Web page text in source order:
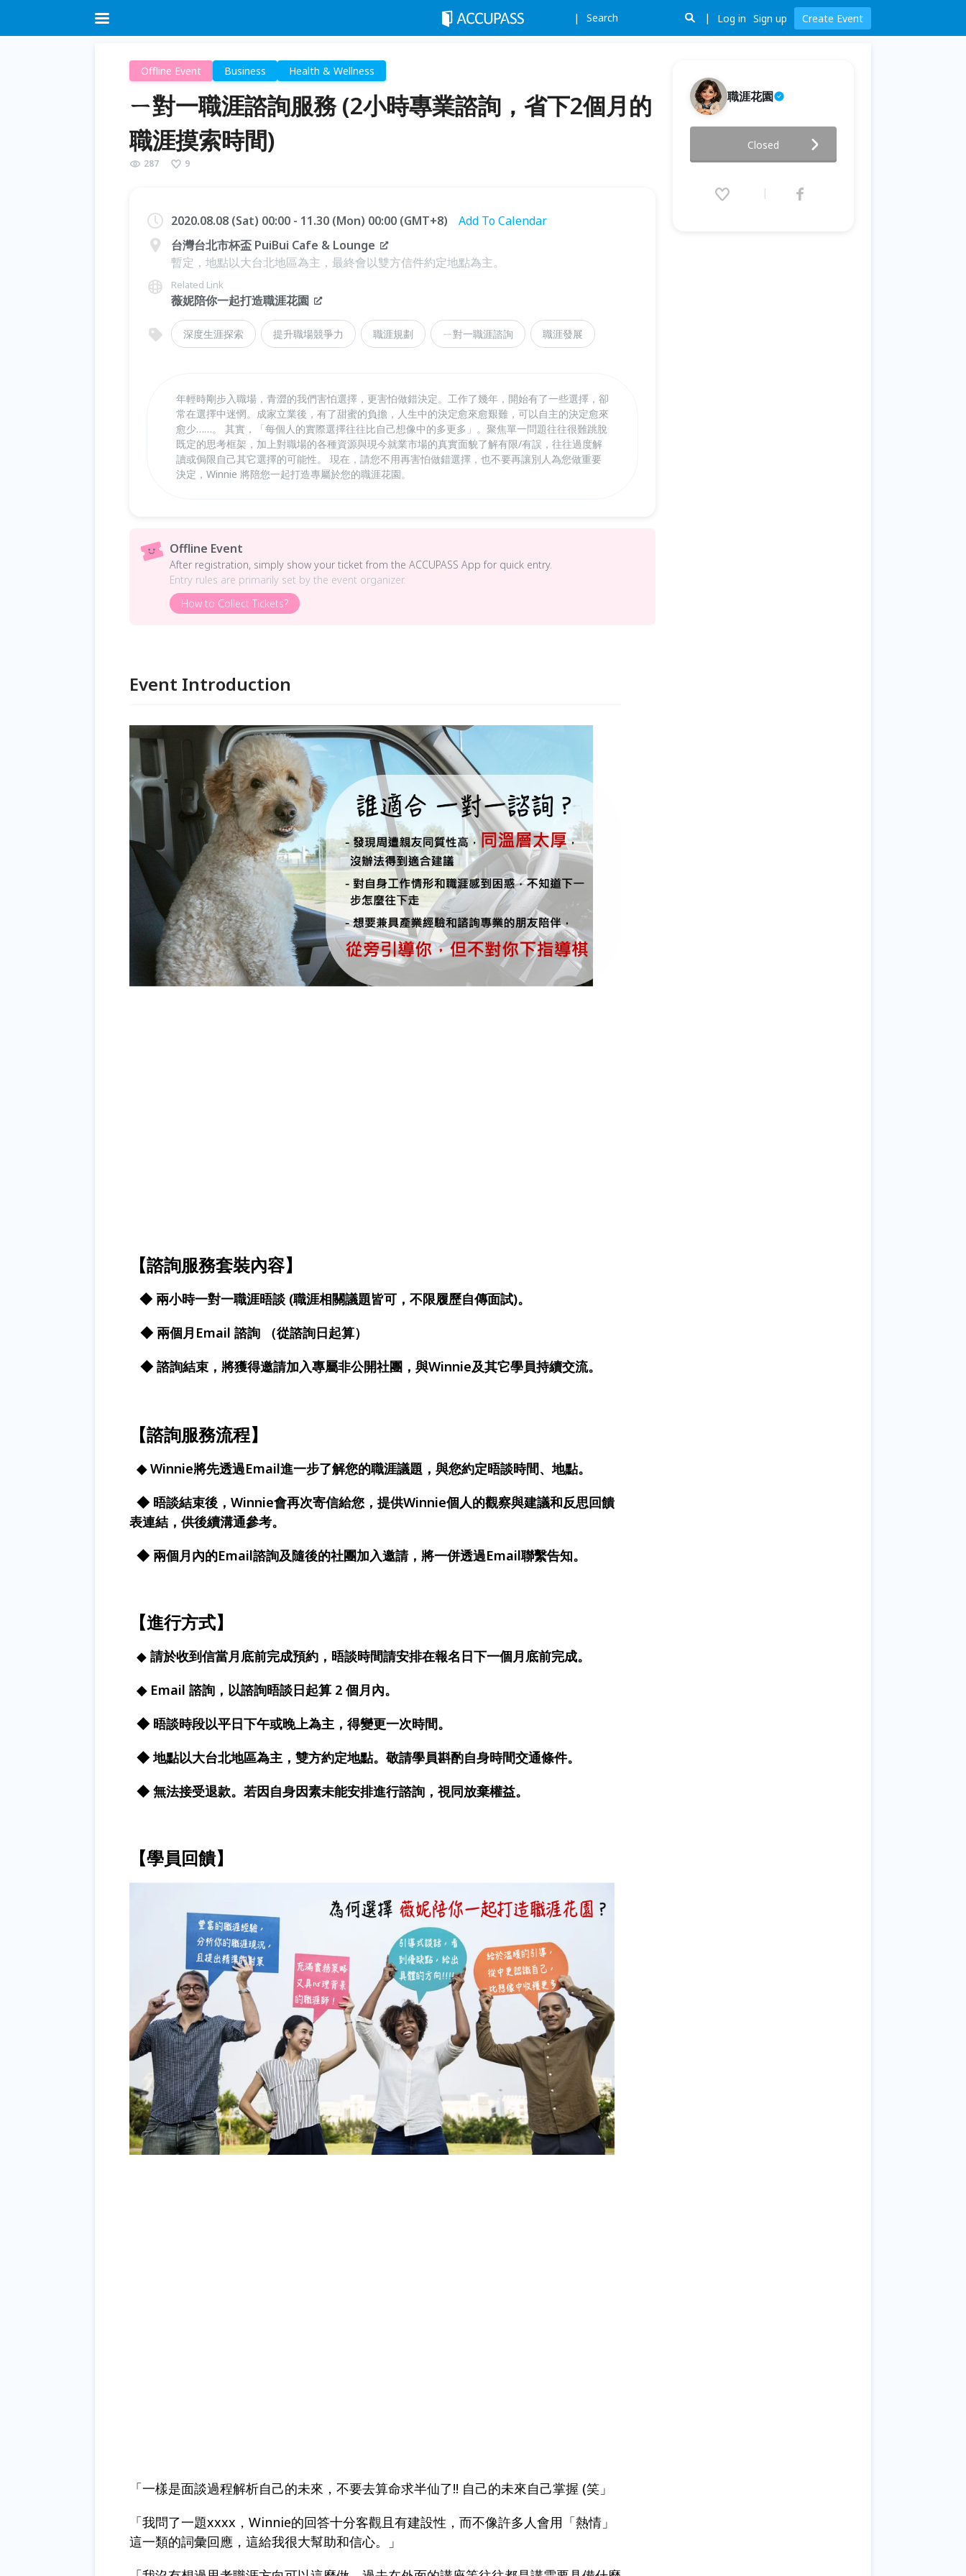
Search Log in Sign up Create Event
Offline Event Business Health & Wellness
ㄧ對一職涯諮詢服務 (2小時專業諮詢，省下2個月的
職涯摸索時間)
287 9
2020.08.08 (Sat) 00:00 - 11.30 (Mon) 00:00 (GMT+8)
Add To Calendar
台灣台北市杯盃 PuiBui Cafe & Lounge
暫定，地點以大台北地區為主，最終會以雙方信件約定地點為主。
Related Link
薇妮陪你一起打造職涯花園
深度生涯探索 提升職場競爭力 職涯規劃 ㄧ對一職涯諮詢 職涯發展
年輕時剛步入職場，青澀的我們害怕選擇，更害怕做錯決定。工作了幾年，開始有了一些選擇，卻
常在選擇中迷惘。成家立業後，有了甜蜜的負擔，人生中的決定愈來愈艱難，可以自主的決定愈來
愈少……。 其實，「每個人的實際選擇往往比自己想像中的多更多」。聚焦單一問題往往很難跳脫
既定的思考框架，加上對職場的各種資源與現今就業市場的真實面貌了解有限/有誤，往往過度解
讀或侷限自己其它選擇的可能性。 現在，請您不用再害怕做錯選擇，也不要再讓別人為您做重要
決定，Winnie 將陪您一起打造專屬於您的職涯花園。
Offline Event
After registration, simply show your ticket from the ACCUPASS App for quick entry.
Entry rules are primarily set by the event organizer.
How to Collect Tickets?
Event Introduction
【諮詢服務套裝內容】
◆ 兩小時一對一職涯晤談 (職涯相關議題皆可，不限履歷自傳面試)。
◆ 兩個月Email 諮詢 （從諮詢日起算）
◆ 諮詢結束，將獲得邀請加入專屬非公開社團，與Winnie及其它學員持續交流。
【諮詢服務流程】
◆ Winnie將先透過Email進一步了解您的職涯議題，與您約定晤談時間、地點。
◆ 晤談結束後，Winnie會再次寄信給您，提供Winnie個人的觀察與建議和反思回饋
表連結，供後續溝通參考。
◆ 兩個月內的Email諮詢及隨後的社團加入邀請，將一併透過Email聯繫告知。
【進行方式】
◆ 請於收到信當月底前完成預約，晤談時間請安排在報名日下一個月底前完成。
◆ Email 諮詢，以諮詢晤談日起算 2 個月內。
◆ 晤談時段以平日下午或晚上為主，得變更一次時間。
◆ 地點以大台北地區為主，雙方約定地點。敬請學員斟酌自身時間交通條件。
◆ 無法接受退款。若因自身因素未能安排進行諮詢，視同放棄權益。
【學員回饋】
「一樣是面談過程解析自己的未來，不要去算命求半仙了!! 自己的未來自己掌握 (笑」
「我問了一題xxxx，Winnie的回答十分客觀且有建設性，而不像許多人會用「熱情」
這一類的詞彙回應，這給我很大幫助和信心。」
職涯花園
諮詢，省下2個月的職涯摸索時
間)
(Mon) 00:00 (GMT+8)
Closed